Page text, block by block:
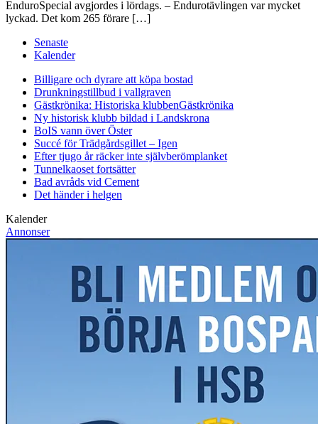
EnduroSpecial avgjordes i lördags. – Endurotävlingen var mycket
lyckad. Det kom 265 förare […]
Senaste
Kalender
Billigare och dyrare att köpa bostad
Drunkningstillbud i vallgraven
Gästkrönika: Historiska klubbenGästkrönika
Ny historisk klubb bildad i Landskrona
BoIS vann över Öster
Succé för Trädgårdsgillet – Igen
Efter tjugo år räcker inte självberömplanket
Tunnelkaoset fortsätter
Bad avråds vid Cement
Det händer i helgen
Kalender
Annonser